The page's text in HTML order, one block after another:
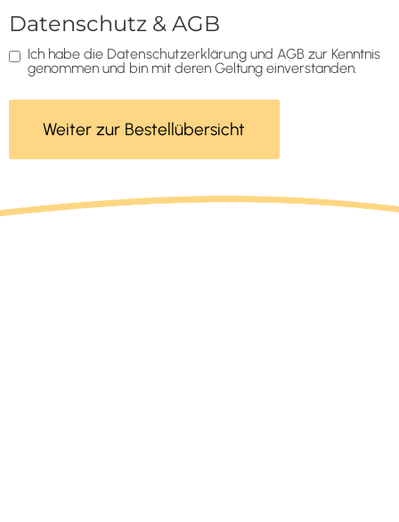
Datenschutz & AGB
Ich habe die Datenschutzerklärung und AGB zur Kenntnis
genommen und bin mit deren Geltung einverstanden.
Weiter zur Bestellübersicht